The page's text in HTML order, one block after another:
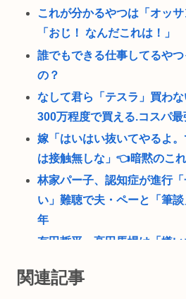
これが分かるやつは「オッ
「おじ！ なんだこれは！」
誰でもできる仕事してるや
の？
なして君ら「テスラ」買わ
300万程度で買える.コスパ
嫁「はいはい抜いてやるよ
は接触無しな」👈暗黙のこ
林家パー子、認知症が進行
い」難聴で夫・ペーと「筆
年
有田哲平、高田馬場は「嫌
22歳の若者やけど、ぶっち
関連記事